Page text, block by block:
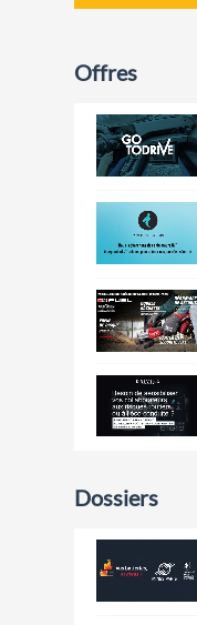
Offres
Dossiers